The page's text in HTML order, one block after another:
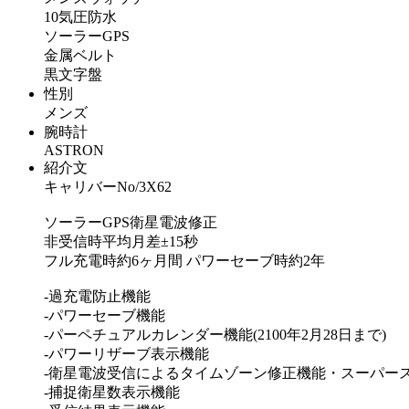
10気圧防水
ソーラーGPS
金属ベルト
黒文字盤
性別
メンズ
腕時計
ASTRON
紹介文
キャリバーNo/3X62
ソーラーGPS衛星電波修正
非受信時平均月差±15秒
フル充電時約6ヶ月間 パワーセーブ時約2年
-過充電防止機能
-パワーセーブ機能
-パーペチュアルカレンダー機能(2100年2月28日まで)
-パワーリザーブ表示機能
-衛星電波受信によるタイムゾーン修正機能・スーパー
-捕捉衛星数表示機能